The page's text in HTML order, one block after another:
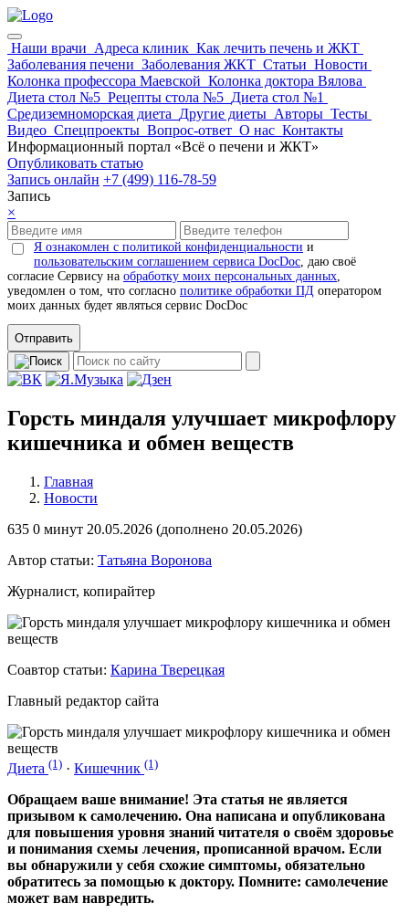
Наши врачи Адреса клиник Как лечить печень и ЖКТ
Заболевания печени Заболевания ЖКТ Статьи Новости
Колонка профессора Маевской Колонка доктора Вялова
Диета стол №5 Рецепты стола №5 Диета стол №1
Средиземноморская диета Другие диеты Авторы Тесты
Видео Спецпроекты Вопрос-ответ О нас Контакты
Информационный портал «Всё о печени и ЖКТ»
Опубликовать статью
Запись онлайн +7 (499) 116-78-59
Запись
×
Я ознакомлен с политикой конфиденциальности и
пользовательским соглашением сервиса DocDoc, даю своё
согласие Сервису на обработку моих персональных данных,
уведомлен о том, что согласно политике обработки ПД оператором
моих данных будет являться сервис DocDoc
Отправить
Горсть миндаля улучшает микрофлору
кишечника и обмен веществ
Главная
Новости
635 0 минут 20.05.2026 (дополнено 20.05.2026)
Автор статьи: Татьяна Воронова
Журналист, копирайтер
Соавтор статьи: Карина Тверецкая
Главный редактор сайта
Диета (1) · Кишечник (1)
Обращаем ваше внимание! Эта статья не является
призывом к самолечению. Она написана и опубликована
для повышения уровня знаний читателя о своём здоровье
и понимания схемы лечения, прописанной врачом. Если
вы обнаружили у себя схожие симптомы, обязательно
обратитесь за помощью к доктору. Помните: самолечение
может вам навредить.